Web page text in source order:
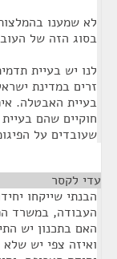
לא שמענו
בסוג הזה של
לנו יש בעיית
זרים במדינת
חוקיים שהם
שעובדים על
עדי לקסר
הבנתי שייקחו
העבודה, במשרד
האם בתכנון יש
ואיזה צפי יש